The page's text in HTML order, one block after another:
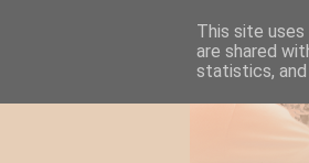
This site
are shared
statistics,